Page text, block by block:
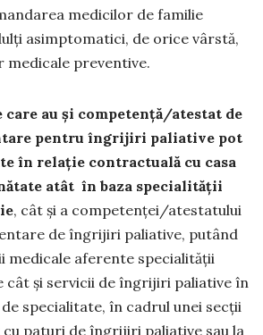
medicilor de familie
asimptomatici, de orice vârstă,
preventive.
au și competență/atestat de
pentru îngrijiri paliative pot
în relație contractuală cu casa
atât în baza specialității
, cât și a competenței/atestatului
de îngrijiri paliative, putând
medicale aferente specialității
cât și servicii de îngrijiri paliative în
specialitate, în cadrul unei secții
paturi de îngrijiri paliative sau la